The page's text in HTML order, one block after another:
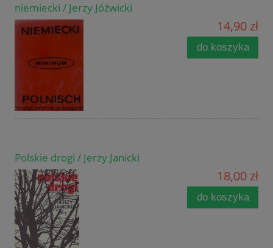
niemiecki / Jerzy Jóźwicki
14,90 zł
do koszyka
Polskie drogi / Jerzy Janicki
18,00 zł
do koszyka